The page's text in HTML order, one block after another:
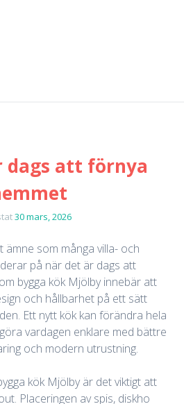
dags att förnya
30 mars, 2026
som många villa- och
på när det är dags att
bygga kök Mjölby innebär att
och hållbarhet på ett sätt
Ett nytt kök kan förändra hela
vardagen enklare med bättre
och modern utrustning.
kök Mjölby är det viktigt att
Placeringen av spis, diskho